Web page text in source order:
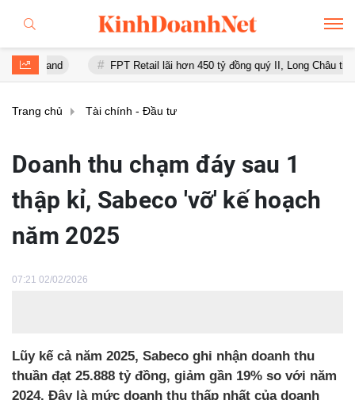
FPT Retail lãi hơn 450 tỷ đồng quý II, Long Châu tiếp tục là
Trang chủ Tài chính - Đầu tư
Doanh thu chạm đáy sau 1
thập kỉ, Sabeco 'vỡ' kế hoạch
năm 2025
07:21 02/02/2026
Lũy kế cả năm 2025, Sabeco ghi nhận doanh thu
thuần đạt 25.888 tỷ đồng, giảm gần 19% so với năm
2024. Đây là mức doanh thu thấp nhất của doanh